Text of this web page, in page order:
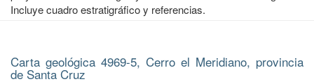
Incluye cuadro estratigráfico y referencias.
Carta geológica 4969-5, Cerro el Meridiano, provincia
de Santa Cruz